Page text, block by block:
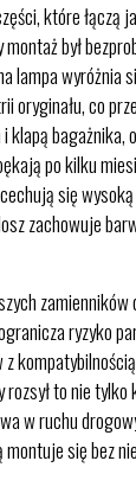
które łączą
był
lampa wyróżnia
oryginału, co
klapą bagażnika,
po kilku
się
zachowuje
zamienników
ryzyko
rozsył to nie
w ruchu
się bez